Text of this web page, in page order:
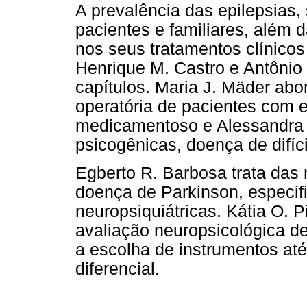
A prevalência das
pacientes e familiares, além
nos seus tratamentos
Henrique M. Castro e
capítulos. Maria J. Mäder
operatória de pacientes com
medicamentoso e
psicogênicas, doença de
Egberto R. Barbosa trata
doença de Parkinson,
neuropsiquiátricas. Kátia O.
avaliação neuropsicológica
a escolha de instrumentos
diferencial.